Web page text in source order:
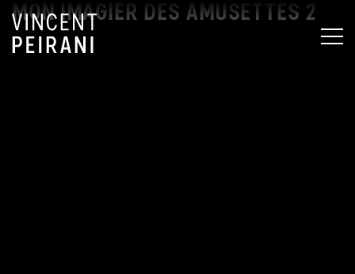
MON IMAGIER DES AMUSETTES 2